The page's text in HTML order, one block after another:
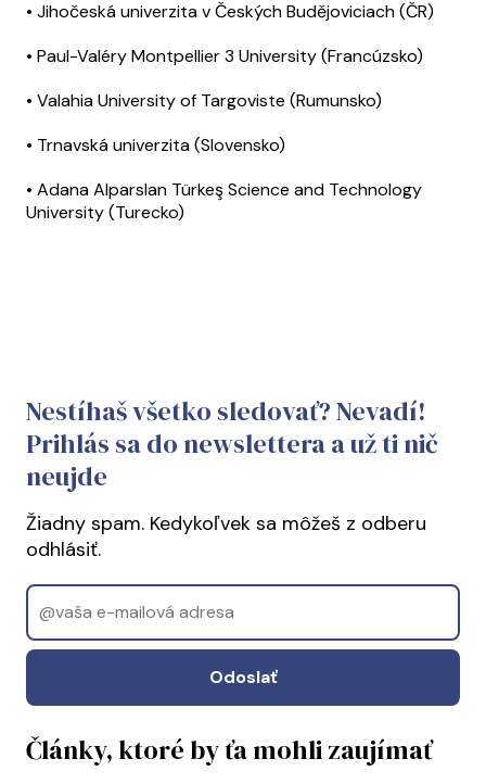
• Jihočeská univerzita v Českých Budějoviciach (ČR)
• Paul-Valéry Montpellier 3 University (Francúzsko)
• Valahia University of Targoviste (Rumunsko)
• Trnavská univerzita (Slovensko)
• Adana Alparslan Türkeş Science and Technology
University (Turecko)
Nestíhaš všetko sledovať? Nevadí!
Prihlás sa do newslettera a už ti nič
neujde
Žiadny spam. Kedykoľvek sa môžeš z odberu
odhlásiť.
Email
Odoslať
Články, ktoré by ťa mohli zaujímať